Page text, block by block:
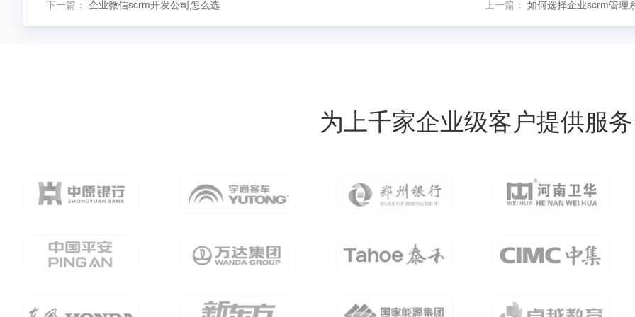
上一篇： 如何选择企业scrm管理
下一篇： 企业微信scrm开发公司怎么选
为上千家企业级客户提供服务